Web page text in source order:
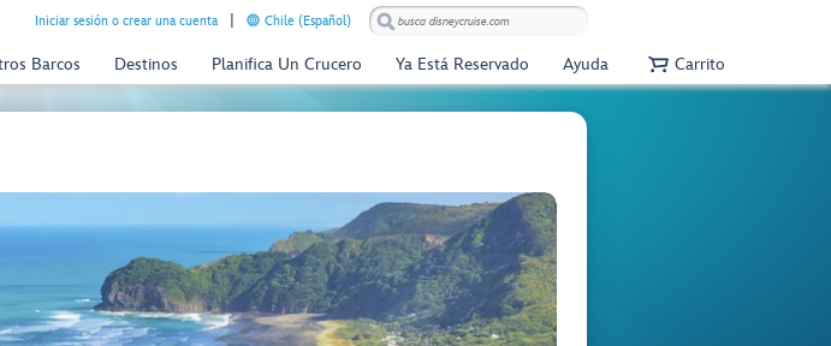
Iniciar sesión o crear una cuenta Chile (Español)
Barcos Destinos Planifica Un Crucero Ya Está Reservado Ayuda Carrito